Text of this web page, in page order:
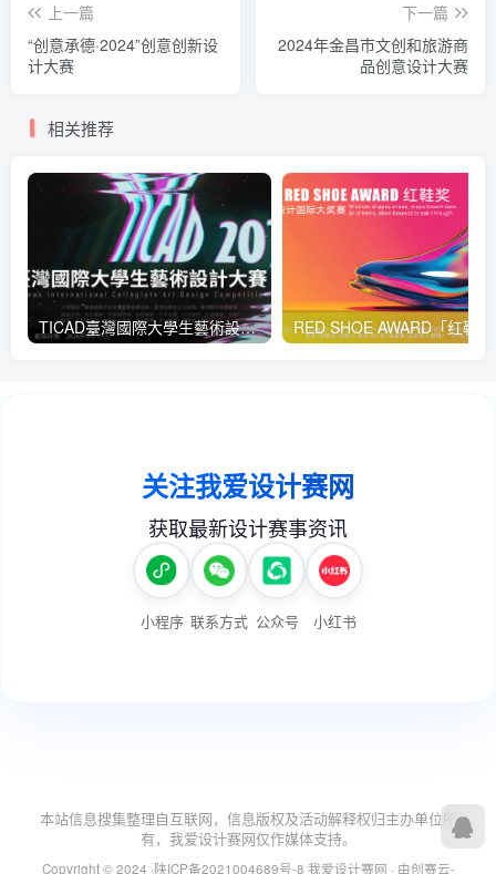
上一篇
“创意承德·2024”创意创新设
计大赛
下一篇
2024年金昌市文创和旅游商
品创意设计大赛
相关推荐
TICAD臺灣國際大學生藝術設計大賽
本站信息搜集整理自互联网，信息版权及活动解释权归主办单位所
有，我爱设计赛网仅作媒体支持。
Copyright © 2024 ·陕ICP备2021004689号-8 我爱设计赛网 · 由创赛云-